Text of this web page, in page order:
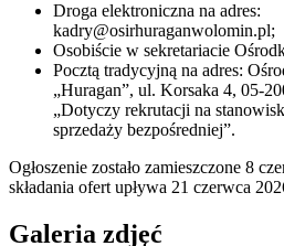
Droga elektroniczna na adres:
kadry@osirhuraganwolomin.pl;
Osobiście w sekretariacie
Pocztą tradycyjną na adres:
„Huragan”, ul. Korsaka 4, 05-
„Dotyczy rekrutacji na
sprzedaży bezpośredniej”.
Ogłoszenie zostało zamieszczone 8
składania ofert upływa 21 czerwca
Galeria zdjęć